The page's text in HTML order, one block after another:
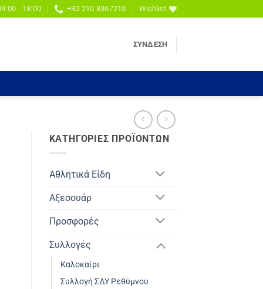
- 18:00 +30 210 3367210 Wishlist
ΣΎΝΔΕΣΗ
ΚΑΤΗΓΟΡΊΕΣ ΠΡΟΪΌΝΤΩΝ
Αθλητικά Είδη
Αξεσουάρ
Προσφορές
Συλλογές
Καλοκαίρι
Συλλογή ΣΔΥ Ρεθύμνου